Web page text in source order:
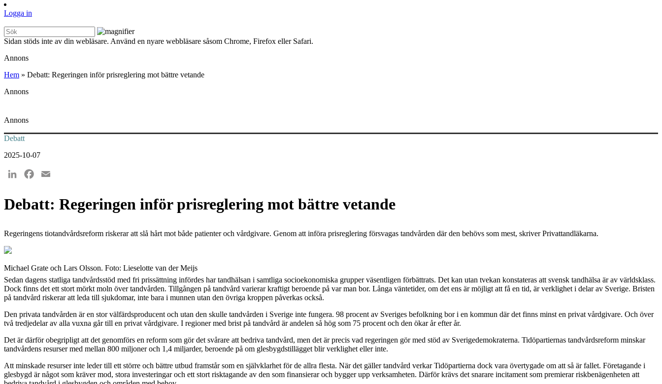
Logga in
Sidan stöds inte av din webläsare. Använd en nyare webbläsare såsom Chrome, Firefox eller Safari.
Annons
Hem » Debatt: Regeringen inför prisreglering mot bättre vetande
Annons
Annons
Debatt
2025-10-07
LinkedInFacebook
Debatt: Regeringen inför prisreglering mot bättre vetande
Regeringens tiotandvårdsreform riskerar att slå hårt mot både patienter och vårdgivare. Genom att införa prisreglering försvagas tandvården där den behövs som mest, skriver Privattandläkarna.
Michael Grate och Lars Olsson. Foto: Lieselotte van der Meijs
Sedan dagens statliga tandvårdsstöd med fri prissättning infördes har tandhälsan i samtliga socioekonomiska grupper väsentligen förbättrats. Det kan utan tvekan konstateras att svensk tandhälsa är av världsklass.
Dock finns det ett stort mörkt moln över tandvården. Tillgången på tandvård varierar kraftigt beroende på var man bor. Långa väntetider, om det ens är möjligt att få en tid, är verklighet i delar av Sverige. Bristen
på tandvård riskerar att leda till sjukdomar, inte bara i munnen utan den övriga kroppen påverkas också.
Den privata tandvården är en stor välfärdsproducent och utan den skulle tandvården i Sverige inte fungera. 98 procent av Sveriges befolkning bor i en kommun där det finns minst en privat vårdgivare. Och över
två tredjedelar av alla vuxna går till en privat vårdgivare. I regioner med brist på tandvård är andelen så hög som 75 procent och den ökar år efter år.
Det är därför obegripligt att det genomförs en reform som gör det svårare att bedriva tandvård, men det är precis vad regeringen gör med stöd av Sverigedemokraterna. Tidöpartiernas tandvårdsreform minskar
tandvårdens resurser med mellan 800 miljoner och 1,4 miljarder, beroende på om glesbygdstillägget blir verklighet eller inte.
Att minskade resurser inte leder till ett större och bättre utbud framstår som en självklarhet för de allra flesta. När det gäller tandvård verkar Tidöpartierna dock vara övertygade om att så är fallet. Företagande i
glesbygd är något som kräver mod, stora investeringar och ett stort risktagande av den som finansierar och bygger upp verksamheten. Därför krävs det snarare incitament som premierar riskbenägenheten att